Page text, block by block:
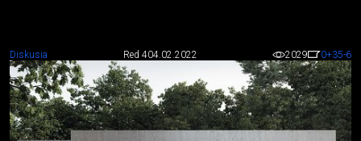
Diskusia Red 404.02.2022 2029 0+35-6